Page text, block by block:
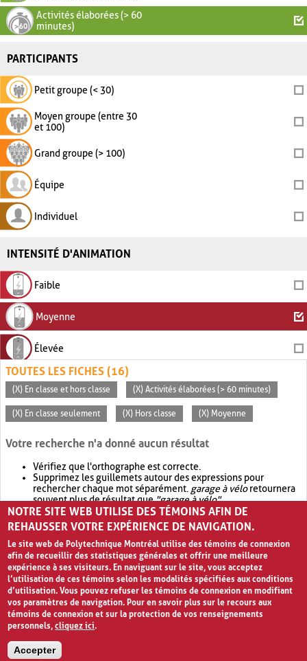
Activités élaborées (> 60
minutes)
PARTICIPANTS
Petit groupe (< 30)
Moyen groupe (entre 30
et 100)
Grand groupe (> 100)
Équipe
Individuel
INTENSITÉ D'ANIMATION
Faible
Moyenne
Élevée
TOUTES LES FICHES (16)
(X) En classe et hors classe (X) Activités élaborées (> 60 minutes)
(X) En classe seulement (X) Hors classe (X) Moyenne
Votre recherche n'a donné aucun résultat
Vérifiez que l'orthographe est correcte.
Supprimez les guillemets autour des expressions pour
rechercher chaque mot séparément. garage à véloretournera
souvent plus de résultat que"garage à vélo".
Envisagez d'élargir votre recherche avec OR.garage OR vélo
retournera souvent plus de résultat quegarage à vélo
NOTRE SITE WEB UTILISE DES TÉMOINS AFIN DE
REHAUSSER VOTRE EXPÉRIENCE DE NAVIGATION.
Le site web de Polytechnique Montréal utilise des témoins de connexion
afin de recueillir des statistiques générales et offrir une meilleure
expérience à ses visiteurs. En naviguant sur le site, vous acceptez
l’utilisation de ces témoins selon les modalités spécifiées aux conditions
d’utilisation. Vous pouvez refuser les témoins de connexion en modifiant
vos paramètres de navigation. Pour en savoir plus sur le recours aux
témoins de connexion et sur la protection de vos renseignements
personnels,cliquez ici.
Accepter